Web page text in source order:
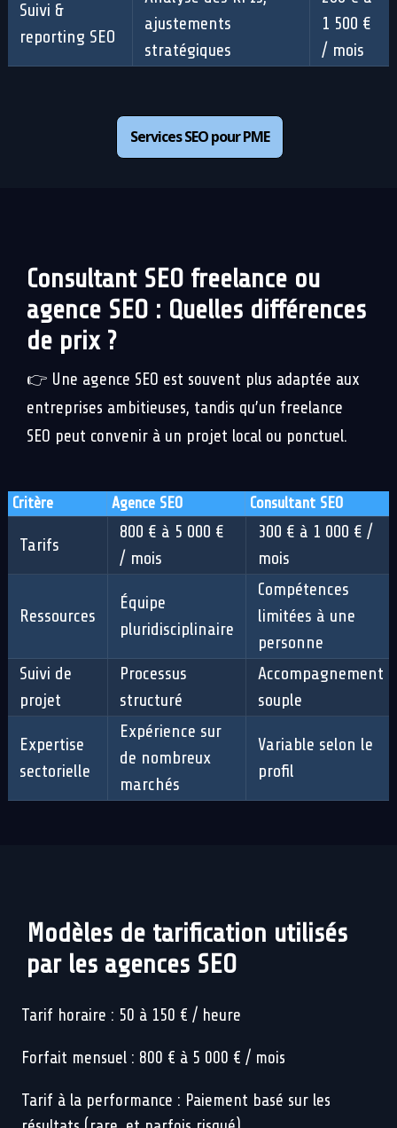
Suivi &
reporting SEO
ajustements
stratégiques
1 500 €
/ mois
Services SEO pour PME
Consultant SEO freelance ou
agence SEO : Quelles différences
de prix ?
👉 Une agence SEO est souvent plus adaptée aux
entreprises ambitieuses, tandis qu’un freelance
SEO peut convenir à un projet local ou ponctuel.
Critère Agence SEO Consultant SEO
Tarifs
800 € à 5 000 €
/ mois
300 € à 1 000 € /
mois
Ressources
Équipe
pluridisciplinaire
Compétences
limitées à une
personne
Suivi de
projet
Processus
structuré
Accompagnement
souple
Expertise
sectorielle
Expérience sur
de nombreux
marchés
Variable selon le
profil
Modèles de tarification utilisés
par les agences SEO
Tarif horaire : 50 à 150 € / heure
Forfait mensuel : 800 € à 5 000 € / mois
Tarif à la performance : Paiement basé sur les